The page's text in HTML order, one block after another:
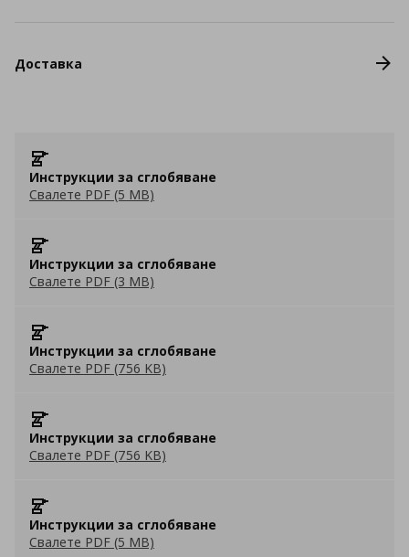
Доставка
Инструкции за сглобяване
Свалете PDF (5 MB)
Инструкции за сглобяване
Свалете PDF (3 MB)
Инструкции за сглобяване
Свалете PDF (756 KB)
Инструкции за сглобяване
Свалете PDF (756 KB)
Инструкции за сглобяване
Свалете PDF (5 MB)